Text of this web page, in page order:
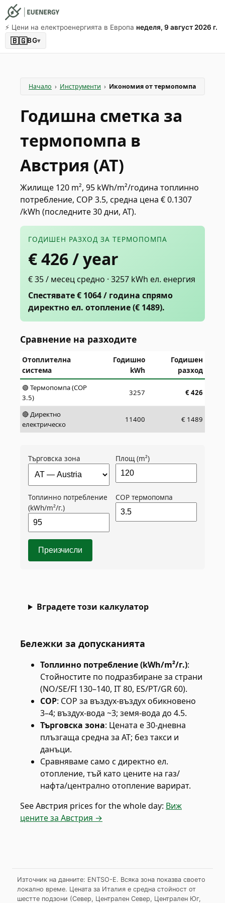
⚡️ Цени на електроенергията в Европа неделя, 9 август 2026 г.
🇧🇬BG▾
Начало › Инструменти › Икономия от термопомпа
Годишна сметка за
термопомпа в
Австрия (AT)
Жилище 120 m², 95 kWh/m²/година топлинно
потребление, COP 3.5, средна цена € 0.1307
/kWh (последните 30 дни, AT).
ГОДИШЕН РАЗХОД ЗА ТЕРМОПОМПА
€426/ year
€ 35 / месец средно · 3257 kWh ел. енергия
Спестявате € 1064 / година спрямо
директно ел. отопление (€ 1489).
Сравнение на разходите
Отоплителна
система
Годишно
kWh
Годишен
разход
🟢 Термопомпа (COP
3.5)
3257 €426
🔴 Директно
електрическо
11400 € 1489
Търговска зона Площ (m²)
Топлинно потребление
(kWh/m²/г.)
COP термопомпа
Преизчисли
Вградете този калкулатор
Бележки за допусканията
Топлинно потребление (kWh/m²/г.):
Стойностите по подразбиране за страни
(NO/SE/FI 130–140, IT 80, ES/PT/GR 60).
COP: COP за въздух-въздух обикновено
3–4; въздух-вода ~3; земя-вода до 4.5.
Търговска зона: Цената е 30-дневна
плъзгаща средна за AT; без такси и
данъци.
Сравняваме само с директно ел.
отопление, тъй като цените на газ/
нафта/централно отопление варират.
SeeАвстрия prices for the whole day: Виж
цените за Австрия →
Източник на данните: ENTSO-E. Всяка зона показва своето
локално време. Цената за Италия е средна стойност от
шестте подзони (Север, Централен Север, Централен Юг,